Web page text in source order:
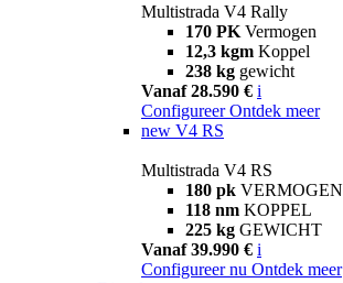
Multistrada V4 Rally
170 PK Vermogen
12,3 kgm Koppel
238 kg gewicht
Vanaf 28.590 € i
Configureer Ontdek meer
new V4 RS
Multistrada V4 RS
180 pk VERMOGEN
118 nm KOPPEL
225 kg GEWICHT
Vanaf 39.990 € i
Configureer nu Ontdek meer